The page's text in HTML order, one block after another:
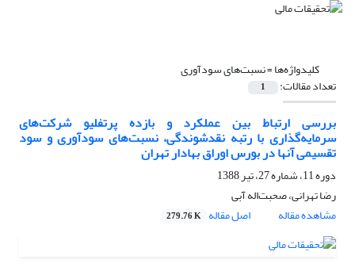
کلیدواژه‌ها =نسبت‌های سودآوری
تعداد مقالات: 1
بررسی ارتباط بین عملکرد و بازده پرتفلیو شرکت‌های
سرمایه‌گذاری با رتبه نقدشوندگی، نسبت‌های سودآوری و سود
تقسیمی آنها در بورس اوراق بهادار تهران
دوره 11، شماره 27، تیر 1388
رضا تهرانی، صحبت‌اله آبی
مشاهده مقاله
اصل مقاله 279.76 K